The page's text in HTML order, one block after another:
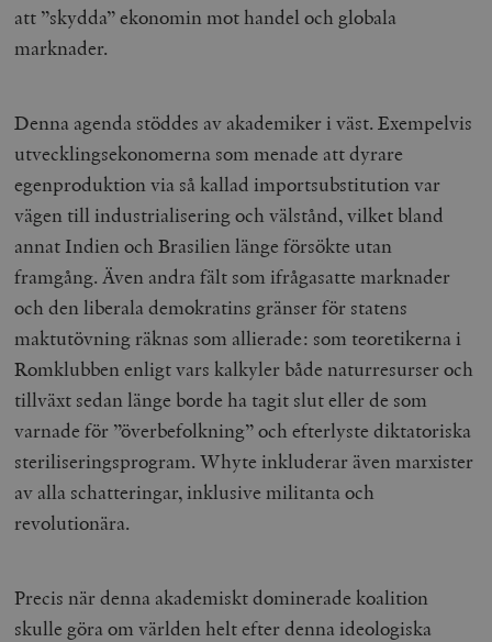
att ”skydda” ekonomin mot handel och globala
marknader.
Denna agenda stöddes av akademiker i väst. Exempelvis
utvecklingsekonomerna som menade att dyrare
egenproduktion via så kallad importsubstitution var
vägen till industrialisering och välstånd, vilket bland
annat Indien och Brasilien länge försökte utan
framgång. Även andra fält som ifrågasatte marknader
och den liberala demokratins gränser för statens
maktutövning räknas som allierade: som teoretikerna i
Romklubben enligt vars kalkyler både naturresurser och
tillväxt sedan länge borde ha tagit slut eller de som
varnade för ”överbefolkning” och efterlyste diktatoriska
steriliseringsprogram. Whyte inkluderar även marxister
av alla schatteringar, inklusive militanta och
revolutionära.
Precis när denna akademiskt dominerade koalition
skulle göra om världen helt efter denna ideologiska